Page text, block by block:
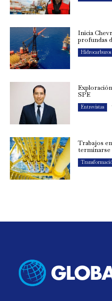
Inicia
profundas
Hidrocarburos
SPE
Entrevistas
Trabajos
terminarse